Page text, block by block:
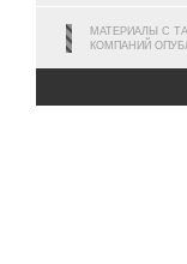
МАТЕРИАЛЫ С
КОМПАНИЙ